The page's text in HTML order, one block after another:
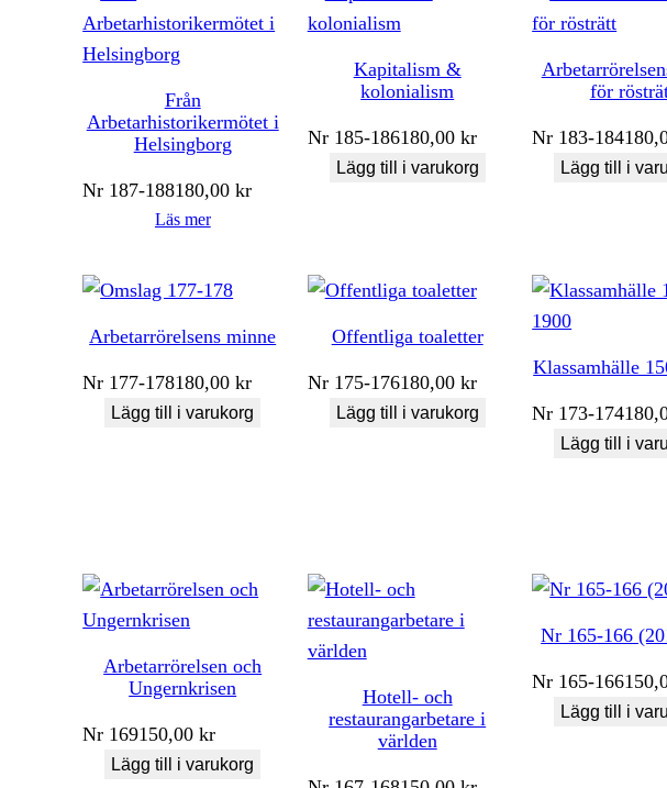
Från
Arbetarhistorikermötet i
Helsingborg
Nr 187-188180,00kr
Läs mer
Kapitalism &
kolonialism
Nr 185-186180,00 kr
Lägg till i varukorg
för
Nr 183-184
Lägg till i
Arbetarrörelsens minne
Nr 177-178180,00kr
Lägg till i varukorg
Offentliga toaletter
Nr 175-176180,00 kr
Lägg till i varukorg
Klassamhälle
Nr 173-174
Lägg till i
Arbetarrörelsen och
Ungernkrisen
Nr 169150,00kr
Lägg till i varukorg
Hotell- och
restaurangarbetare i
världen
Nr 165-166
Nr 165-166
Lägg till i